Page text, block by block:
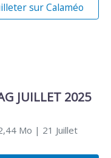
sur Calaméo
JUILLET 2025
Mo | 21 Juillet